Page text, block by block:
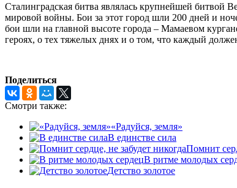
Сталинградская битва являлась крупнейшей битвой
мировой войны. Бои за этот город шли 200 дней и
бои шли на главной высоте города – Мамаевом
героях, о тех тяжелых днях и о том, что каждый
Поделиться
Смотри также:
«Радуйся, земля»
В единстве сила
Помнит
В ритме молодых
Детство золотое